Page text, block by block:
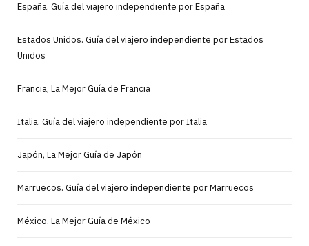
España. Guía del viajero independiente por España
Estados Unidos. Guía del viajero independiente por Estados
Unidos
Francia, La Mejor Guía de Francia
Italia. Guía del viajero independiente por Italia
Japón, La Mejor Guía de Japón
Marruecos. Guía del viajero independiente por Marruecos
México, La Mejor Guía de México